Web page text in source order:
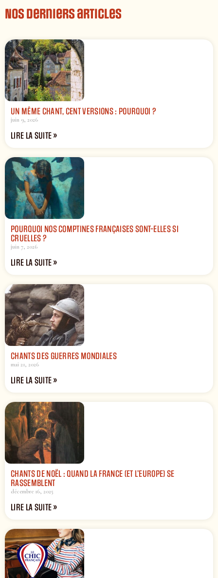
Nos derniers articles
UN MÊME CHANT, CENT VERSIONS : POURQUOI ?
juin 9, 2026
LIRE LA SUITE »
POURQUOI NOS COMPTINES FRANÇAISES SONT-ELLES SI
CRUELLES ?
juin 7, 2026
LIRE LA SUITE »
CHANTS DES GUERRES MONDIALES
mai 21, 2026
LIRE LA SUITE »
CHANTS DE NOËL : QUAND LA FRANCE (ET L’EUROPE) SE
RASSEMBLENT
décembre 16, 2025
LIRE LA SUITE »